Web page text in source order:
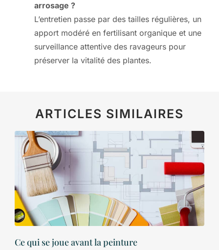
arrosage ?
L’entretien passe par des tailles régulières, un
apport modéré en fertilisant organique et une
surveillance attentive des ravageurs pour
préserver la vitalité des plantes.
ARTICLES SIMILAIRES
Ce qui se joue avant la peinture